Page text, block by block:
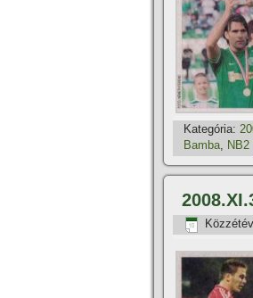
Kategória:
Bamba, NB2